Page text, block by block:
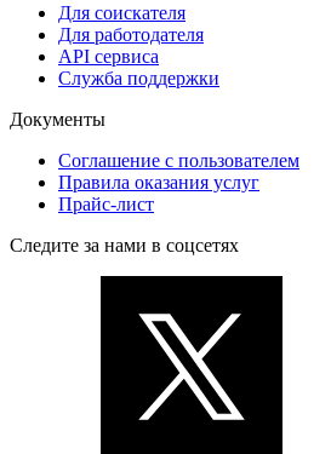
Для соискателя
Для работодателя
API сервиса
Служба поддержки
Документы
Соглашение с пользователем
Правила оказания услуг
Прайс-лист
Следите за нами в соцсетях